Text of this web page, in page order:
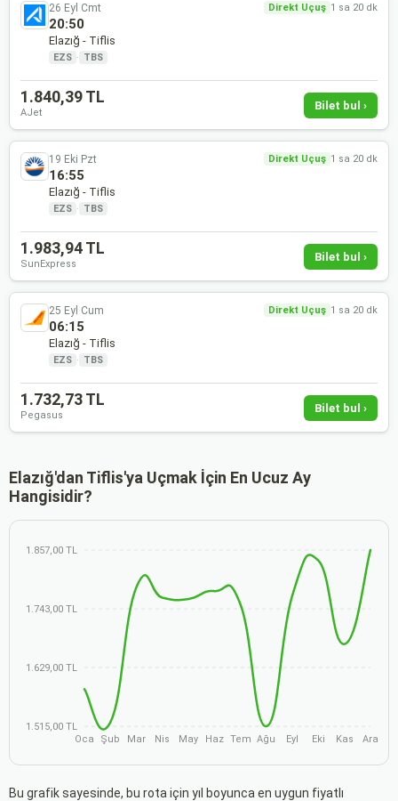
26 Eyl Cmt Direkt Uçuş 1 sa 20 dk
20:50
Elazığ - Tiflis
EZS · TBS
1.840,39 TL
AJet
Bilet bul ›
19 Eki Pzt Direkt Uçuş 1 sa 20 dk
16:55
Elazığ - Tiflis
EZS · TBS
1.983,94 TL
SunExpress
Bilet bul ›
25 Eyl Cum Direkt Uçuş 1 sa 20 dk
06:15
Elazığ - Tiflis
EZS · TBS
1.732,73 TL
Pegasus
Bilet bul ›
Elazığ'dan Tiflis'ya Uçmak İçin En Ucuz Ay
Hangisidir?
1.857,00 TL
1.743,00 TL
1.629,00 TL
1.515,00 TL
Oca
Şub Mar Nis May Haz Tem Ağu Eyl Eki Kas Ara
Bu grafik sayesinde, bu rota için yıl boyunca en uygun fiyatlı